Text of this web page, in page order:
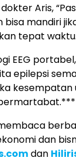
Aris,
mandiri
tepat
EEG
epilepsi
kesempatan
dan
dan